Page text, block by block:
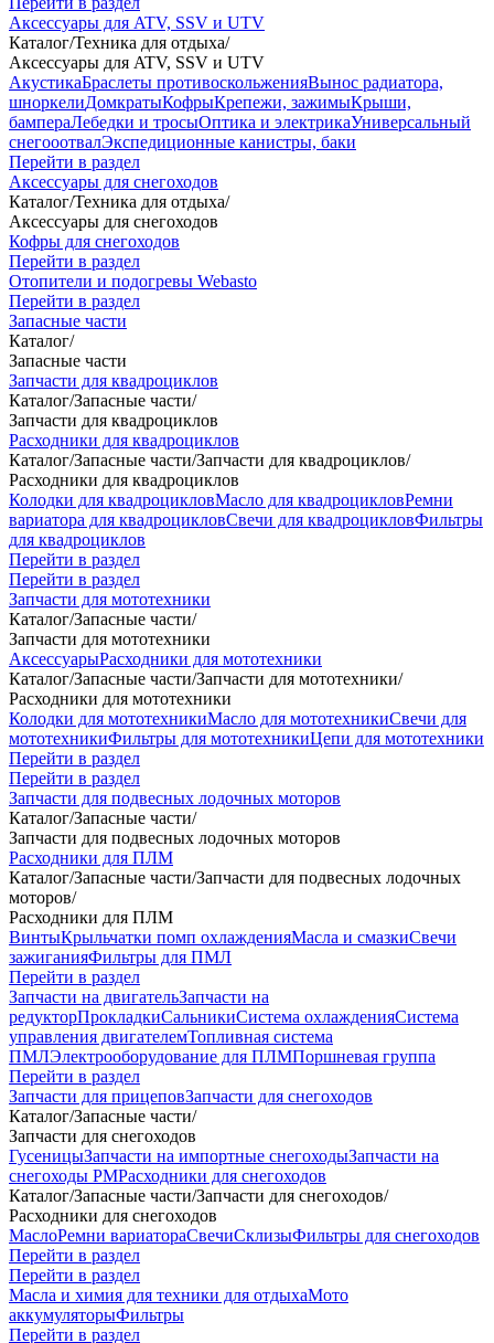
Аксессуары для ATV, SSV и UTV
Каталог/Техника для отдыха/
Аксессуары для ATV, SSV и UTV
АкустикаБраслеты противоскольженияВынос радиатора,
шноркелиДомкратыКофрыКрепежи, зажимыКрыши,
бампераЛебедки и тросыОптика и электрикаУниверсальный
снегооотвалЭкспедиционные канистры, баки
Перейти в раздел
Аксессуары для снегоходов
Каталог/Техника для отдыха/
Аксессуары для снегоходов
Кофры для снегоходов
Перейти в раздел
Отопители и подогревы Webasto
Перейти в раздел
Запасные части
Каталог/
Запасные части
Запчасти для квадроциклов
Каталог/Запасные части/
Запчасти для квадроциклов
Расходники для квадроциклов
Каталог/Запасные части/Запчасти для квадроциклов/
Расходники для квадроциклов
Колодки для квадроцикловМасло для квадроцикловРемни
вариатора для квадроцикловСвечи для квадроцикловФильтры
для квадроциклов
Перейти в раздел
Перейти в раздел
Запчасти для мототехники
Каталог/Запасные части/
Запчасти для мототехники
АксессуарыРасходники для мототехники
Каталог/Запасные части/Запчасти для мототехники/
Расходники для мототехники
Колодки для мототехникиМасло для мототехникиСвечи для
мототехникиФильтры для мототехникиЦепи для мототехники
Перейти в раздел
Перейти в раздел
Запчасти для подвесных лодочных моторов
Каталог/Запасные части/
Запчасти для подвесных лодочных моторов
Расходники для ПЛМ
Каталог/Запасные части/Запчасти для подвесных лодочных
моторов/
Расходники для ПЛМ
ВинтыКрыльчатки помп охлажденияМасла и смазкиСвечи
зажиганияФильтры для ПМЛ
Перейти в раздел
Запчасти на двигательЗапчасти на
редукторПрокладкиСальникиСистема охлажденияСистема
управления двигателемТопливная система
ПМЛЭлектрооборудование для ПЛМПоршневая группа
Перейти в раздел
Запчасти для прицеповЗапчасти для снегоходов
Каталог/Запасные части/
Запчасти для снегоходов
ГусеницыЗапчасти на импортные снегоходыЗапчасти на
снегоходы РМРасходники для снегоходов
Каталог/Запасные части/Запчасти для снегоходов/
Расходники для снегоходов
МаслоРемни вариатораСвечиСклизыФильтры для снегоходов
Перейти в раздел
Перейти в раздел
Масла и химия для техники для отдыхаМото
аккумуляторыФильтры
Перейти в раздел